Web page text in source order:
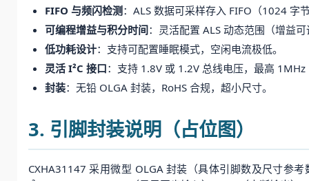
FIFO 与频闪检测 ：ALS 数据可采样存入 FIFO（1024 字
可编程增益与积分时间：灵活配置 ALS 动态范围（增益
低功耗设计：支持可配置睡眠模式，空闲电流极低。
灵活 I²C 接口：支持 1.8V 或 1.2V 总线电压，最高 1MHz
封装：无铅 OLGA 封装，RoHS 合规，超小尺寸。
3. 引脚封装说明（占位图）
CXHA31147 采用微型 OLGA 封装（具体引脚数及尺寸参